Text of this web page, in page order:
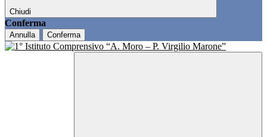
Chiudi
Conferma
Annulla Conferma